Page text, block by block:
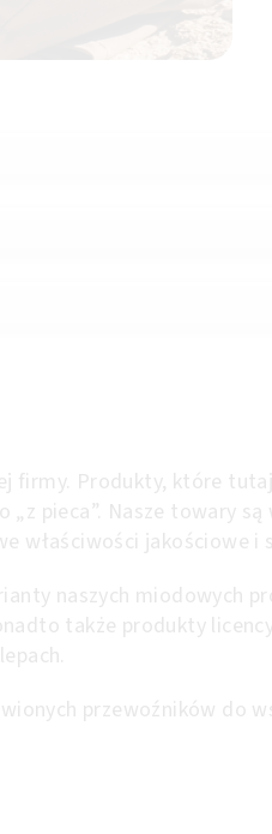
firmy. Produkty, które
pieca”. Nasze towary są
właściwości jakościowe i
naszych miodowych
także produkty
przewoźników do